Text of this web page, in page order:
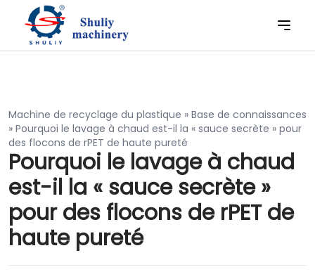
Machine de recyclage du plastique » Base de connaissances
» Pourquoi le lavage à chaud est-il la « sauce secrète » pour
des flocons de rPET de haute pureté
Pourquoi le lavage à chaud
est-il la « sauce secrète »
pour des flocons de rPET de
haute pureté